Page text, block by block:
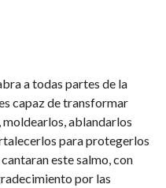
a todas partes de la
capaz de transformar
ablandarlos
para protegerlos
este salmo, con
por las